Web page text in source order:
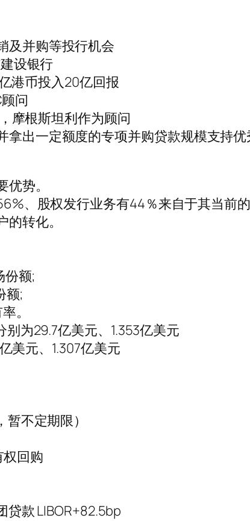
及并购等投行机会
设银行
港币投入20亿回报
问
摩根斯坦利作为顾问
出一定额度的专项并购贷款规模支持
势。
、股权发行业务有44％来自于其当前
转化。
份额;
额;
。
为29.7亿美元、1.353亿美元
美元、1.307亿美元
不定期限）
权回购
款 LIBOR+82.5bp